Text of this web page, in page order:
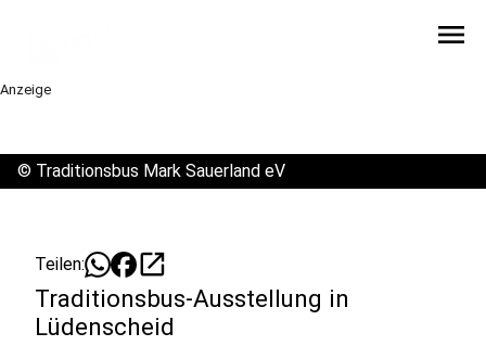
menu
Anzeige
© Traditionsbus Mark Sauerland eV
Teilen: open_in_new
Traditionsbus-Ausstellung in
Lüdenscheid